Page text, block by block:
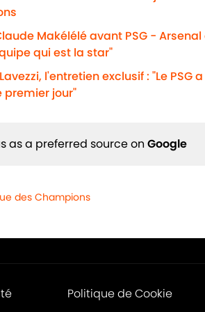
Makélélé avant PSG -
qui est la star"
l'entretien exclusif : "Le
premier jour"
as a preferred source on Google
des Champions
Politique de Cookie